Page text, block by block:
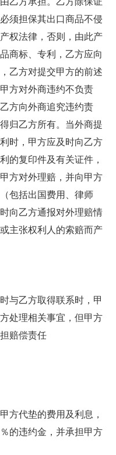
须担保其出口商品不侵
权法律，否则，由此产
商标、专利，乙方应向
乙方对提交甲方的前述
方对外商违约不负责
方向外商追究违约责
归乙方所有。当外商提
时，甲方应及时向乙方
的复印件及有关证件，
方对外理赔，并向甲方
包括出国费用、律师
向乙方通报对外理赔情
主张权利人的索赔而产
与乙方取得联系时，甲
处理相关事宜，但甲方
赔偿责任
方代垫的费用及利息，
的违约金，并承担甲方